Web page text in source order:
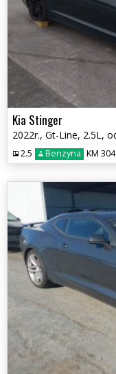
Kia Stinger
2.5 Benzyna KM 304